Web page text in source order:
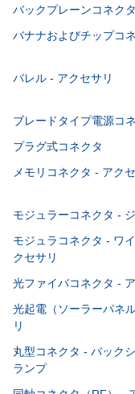
バックプレーンコネク
バナナおよびチップコ
バレル - アクセサリ
ブレードタイプ電源コ
プラグ式コネクタ
メモリコネクタ - アク
モジュラーコネクタ -
モジュラコネクタ - ワ
クセサリ
光ファイバコネクタ -
光起電（ソーラーパネ
リ
丸型コネクタ - バック
ランプ